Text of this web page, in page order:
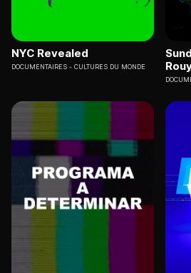
NYC Revealed
DOCUMENTAIRES CULTURES DU MONDE